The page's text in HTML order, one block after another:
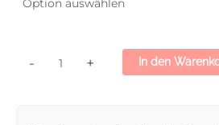
- + In den